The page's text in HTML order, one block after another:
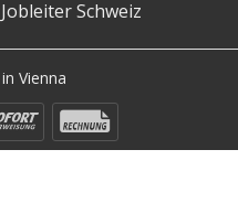
Jobleiter Schweiz
in Vienna